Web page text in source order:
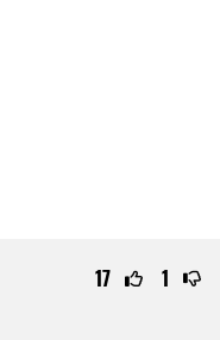
17 1